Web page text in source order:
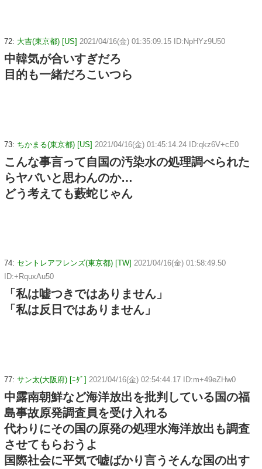
72: 大吉(東京都) [US] 2021/04/16(金) 01:35:09.15 ID:NpHYz9U50
中韓気が合いすぎだろ
目的も一緒だろこいつら
73: ちかまる(東京都) [US] 2021/04/16(金) 01:45:14.24 ID:qkz6V+cE0
こんな事言って自国の汚染水の処理調べられた
らヤバいと思わんのか…
どう考えても藪蛇じゃん
74: セントレアフレンズ(東京都) [TW] 2021/04/16(金) 01:58:49.50
ID:+RquxAu50
「私は嘘つきではありません」
「私は反日ではありません」
77: サン太(大阪府) [ﾆﾀﾞ] 2021/04/16(金) 02:54:44.17 ID:m+49eZHw0
中露南朝鮮など海洋放出を批判している国の福
島事故原発調査員を受け入れる
代わりにその国の原発の処理水海洋放出も調査
させてもらおうよ
国際社会に平気で嘘ばかり言うそんな国の出す